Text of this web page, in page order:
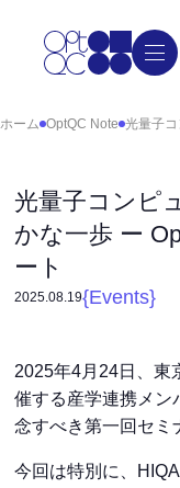
ホーム OptQC Note 光量子
光量子コンピ
かな一歩 ー
ート
2025.08.19{Events}
2025年4月24日、東
催する産学連携メン
念すべき第一回セミ
今回は特別に、